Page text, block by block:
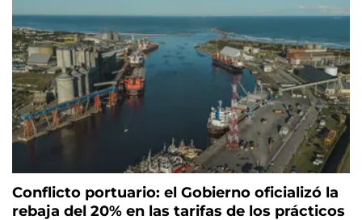
Conflicto portuario: el Gobierno oficializó la
rebaja del 20% en las tarifas de los prácticos